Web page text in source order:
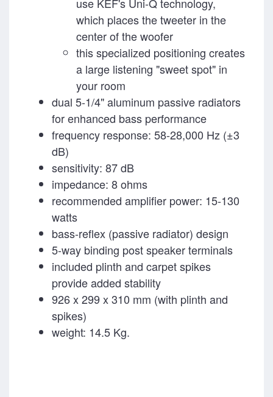
use KEF's Uni-Q technology,
which places the tweeter in the
center of the woofer
this specialized positioning creates
a large listening "sweet spot" in
your room
dual 5-1/4" aluminum passive radiators
for enhanced bass performance
frequency response: 58-28,000 Hz (±3
dB)
sensitivity: 87 dB
impedance: 8 ohms
recommended amplifier power: 15-130
watts
bass-reflex (passive radiator) design
5-way binding post speaker terminals
included plinth and carpet spikes
provide added stability
926 x 299 x 310 mm (with plinth and
spikes)
weight: 14.5 Kg.